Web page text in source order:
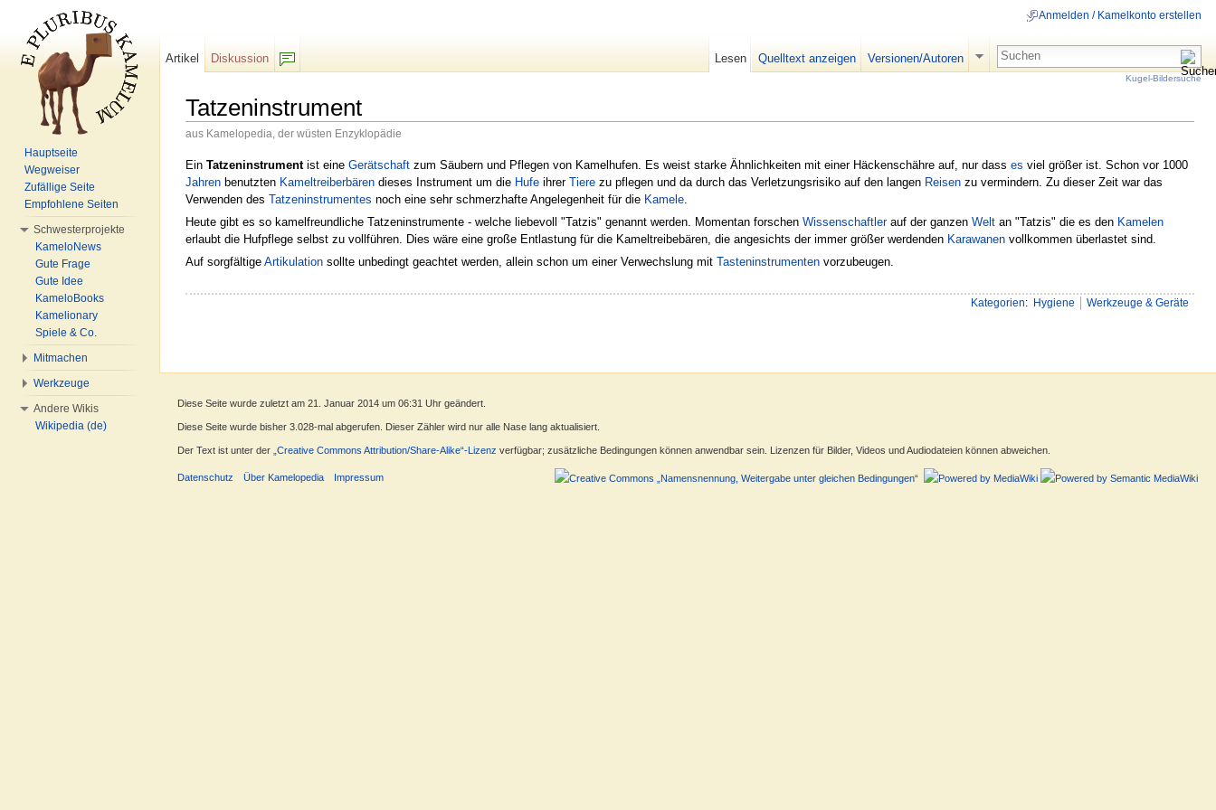
Tatzeninstrument
aus Kamelopedia, der wüsten Enzyklopädie
Ein Tatzeninstrumentist eine Gerätschaft zum Säubern und Pflegen von Kamelhufen. Es weist starke Ähnlichkeiten mit einer Häckenschähre auf, nur dass es viel größer ist. Schon vor 1000
Jahren benutzten Kameltreiberbären dieses Instrument um die Hufe ihrer Tiere zu pflegen und da durch das Verletzungsrisiko auf den langen Reisen zu vermindern. Zu dieser Zeit war das
Verwenden des Tatzeninstrumentes noch eine sehr schmerzhafte Angelegenheit für die Kamele
Heute gibt es so kamelfreundliche Tatzeninstrumente - welche liebevoll "Tatzis" genannt werden. Momentan forschen Wissenschaftlerauf der ganzen Welt an "Tatzis" die es den Kamelen
erlaubt die Hufpflege selbst zu vollführen. Dies wäre eine große Entlastung für die Kameltreibebären, die angesichts der immer größer werdenden Karawanen vollkommen überlastet sind.
Auf sorgfältige Artikulation sollte unbedingt geachtet werden, allein schon um einer Verwechslung mit Tasteninstrumenten vorzubeugen.
Kategorien: Hygiene Werkzeuge & Geräte
Anmelden / Kamelkonto erstellen
Artikel
Diskussion
Lesen Quelltext anzeigen Versionen/Autoren
Kugel-Bildersuche
Hauptseite
Wegweiser
Zufällige Seite
Empfohlene Seiten
Schwesterprojekte
KameloNews
Gute Frage
Gute Idee
KameloBooks
Kamelionary
Spiele & Co.
Mitmachen
Werkzeuge
Andere Wikis
Wikipedia (de)
Diese Seite wurde zuletzt am 21. Januar 2014 um 06:31 Uhr geändert.
Diese Seite wurde bisher 3.028-mal abgerufen. Dieser Zähler wird nur alle Nase lang aktualisiert.
Der Text ist unter der „Creative Commons Attribution/Share-Alike“-Lizenz verfügbar; zusätzliche Bedingungen können anwendbar sein. Lizenzen für Bilder, Videos und Audiodateien können abweichen.
Datenschutz Über Kamelopedia Impressum